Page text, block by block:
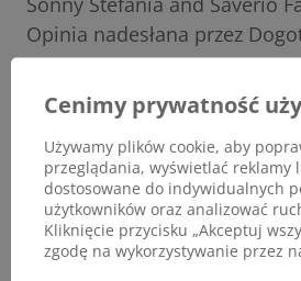
Opinia nadesłana przez
Cenimy prywatność
Używamy plików cookie, aby
przeglądania, wyświetlać reklamy
dostosowane do indywidualnych
użytkowników oraz analizować
Kliknięcie przycisku „Akceptuj
zgodę na wykorzystywanie przez